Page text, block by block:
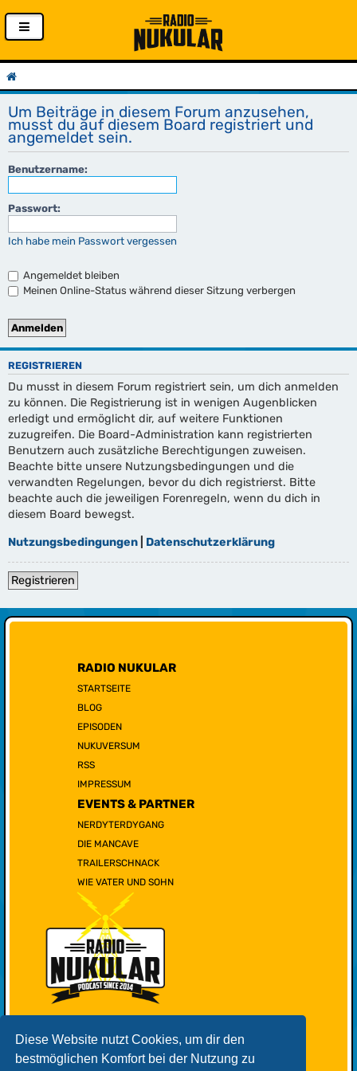
Diese Website nutzt Cookies, um dir den
bestmöglichen Komfort bei der Nutzung zu
Um Beiträge in diesem Forum anzusehen,
musst du auf diesem Board registriert und
angemeldet sein.
Benutzername:
Passwort:
Ich habe mein Passwort vergessen
Angemeldet bleiben
Meinen Online-Status während dieser Sitzung verbergen
REGISTRIEREN
Du musst in diesem Forum registriert sein, um dich anmelden
zu können. Die Registrierung ist in wenigen Augenblicken
erledigt und ermöglicht dir, auf weitere Funktionen
zuzugreifen. Die Board-Administration kann registrierten
Benutzern auch zusätzliche Berechtigungen zuweisen.
Beachte bitte unsere Nutzungsbedingungen und die
verwandten Regelungen, bevor du dich registrierst. Bitte
beachte auch die jeweiligen Forenregeln, wenn du dich in
diesem Board bewegst.
Nutzungsbedingungen Datenschutzerklärung
Registrieren
RADIO NUKULAR
STARTSEITE
BLOG
EPISODEN
NUKUVERSUM
RSS
IMPRESSUM
EVENTS & PARTNER
NERDYTERDYGANG
DIE MANCAVE
TRAILERSCHNACK
WIE VATER UND SOHN